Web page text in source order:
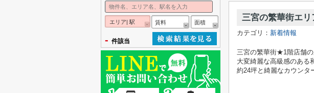
三宮の繁華街エリ
カテゴリ： 新着情報
三宮の繁華街★1階店舗
大変綺麗な高級感のある
約24坪と綺麗なカウンタ
エリア| 駅 賃料 面積
- 件該当